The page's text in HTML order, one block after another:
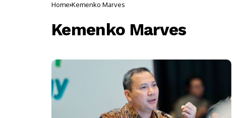
Home Kemenko Marves
Kemenko Marves